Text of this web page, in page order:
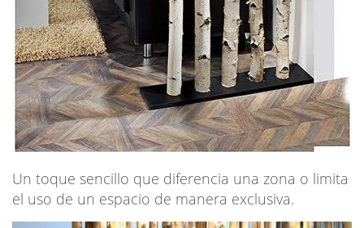
Un toque sencillo que diferencia una zona o limita
el uso de un espacio de manera exclusiva.